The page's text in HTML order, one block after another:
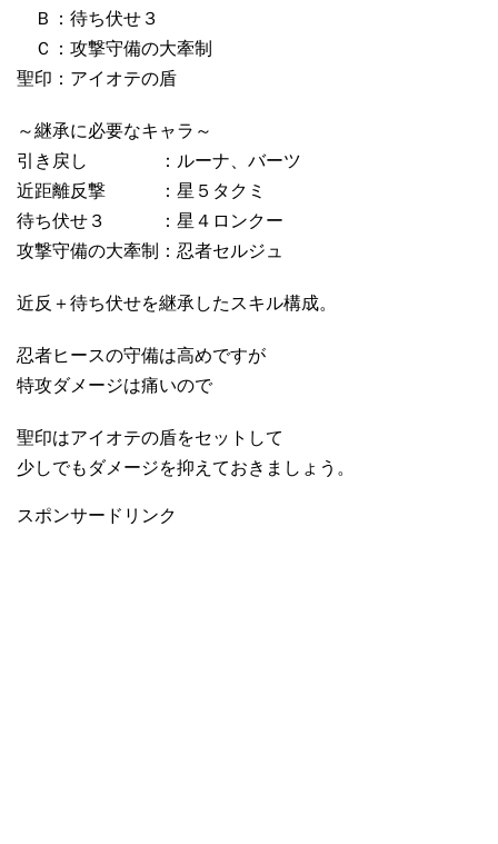
Ｂ：待ち伏せ３
Ｃ：攻撃守備の大牽制
聖印：アイオテの盾
～継承に必要なキャラ～
引き戻し ：ルーナ、バーツ
近距離反撃 ：星５タクミ
待ち伏せ３ ：星４ロンクー
攻撃守備の大牽制：忍者セルジュ
近反＋待ち伏せを継承したスキル構成。
忍者ヒースの守備は高めですが
特攻ダメージは痛いので
聖印はアイオテの盾をセットして
少しでもダメージを抑えておきましょう。
スポンサードリンク